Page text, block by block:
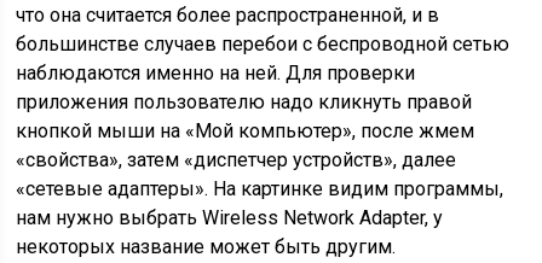
что она считается более распространенной, и в
большинстве случаев перебои с беспроводной сетью
наблюдаются именно на ней. Для проверки
приложения пользователю надо кликнуть правой
кнопкой мыши на «Мой компьютер», после жмем
«свойства», затем «диспетчер устройств», далее
«сетевые адаптеры». На картинке видим программы,
нам нужно выбрать Wireless Network Adapter, у
некоторых название может быть другим.